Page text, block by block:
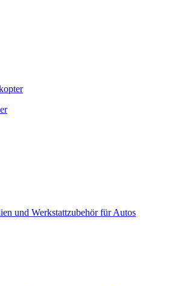
und Werkstattzubehör für Autos